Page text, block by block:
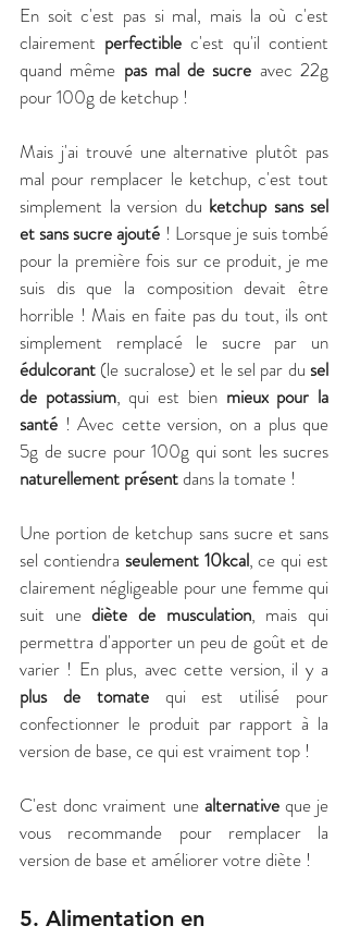
En soit c'est pas si mal, mais la où c'est
clairement perfectible c'est qu'il contient
quand même pas mal de sucre avec 22g
pour 100g de ketchup !
Mais j'ai trouvé une alternative plutôt pas
mal pour remplacer le ketchup, c'est tout
simplement la version du ketchup sans sel
et sans sucre ajouté ! Lorsque je suis tombé
pour la première fois sur ce produit, je me
suis dis que la composition devait être
horrible ! Mais en faite pas du tout, ils ont
édulcorant (le sucralose) et le sel par du sel
de potassium, qui est bien mieux pour la
santé ! Avec cette version, on a plus que
naturellement présent dans la tomate !
Une portion de ketchup sans sucre et sans
sel contiendra seulement 10kcal, ce qui est
clairement négligeable pour une femme qui
suit une diète de musculation, mais qui
permettra d'apporter un peu de goût et de
plus de tomate qui est utilisé pour
confectionner le produit par rapport à la
version de base, ce qui est vraiment top !
C'est donc vraiment une alternative que je
vous recommande pour remplacer la
version de base et améliorer votre diète !
5. Alimentation en